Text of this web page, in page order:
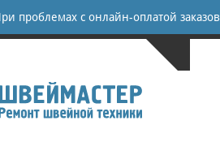
проблемах с онлайн-оплатой